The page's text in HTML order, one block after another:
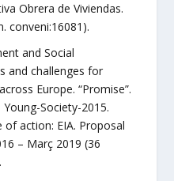
Obrera de Viviendas.
conveni:16081).
and Social
and challenges for
Europe. “Promise”.
Society-2015.
of action: EIA. Proposal
– Març 2019 (36